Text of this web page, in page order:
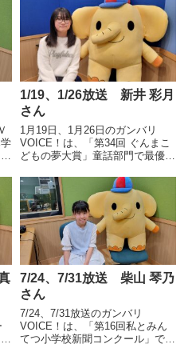
1/19、1/26放送 新井 彩月
さん
1月19日、1月26日のガンバリ
VOICE！は、「第34回 ぐんまこ
どもの夢大賞」童話部門で最優秀
学校 5年 新井 彩月さんの声で
す。
7/24、7/31放送 柴山 琴乃
さん
7/24、7/31放送のガンバリ
VOICE！は、「第16回私とみん
てつ小学校新聞コンクール」で最